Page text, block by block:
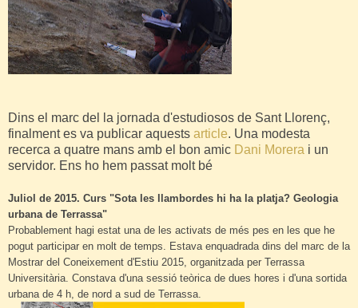
Dins el marc del la jornada d'estudiosos de Sant Llorenç,
finalment es va publicar aquests article. Una modesta
recerca a quatre mans amb el bon amic Dani Morera i un
servidor. Ens ho hem passat molt bé
Juliol de 2015. Curs "Sota les llambordes hi ha la platja? Geologia
urbana de Terrassa"
Probablement hagi estat una de les activats de més pes en les que he
pogut participar en molt de temps. Estava enquadrada dins del marc de la
Mostrar del Coneixement d'Estiu 2015, organitzada per Terrassa
Universitària. Constava d'una sessió teòrica de dues hores i d'una sortida
urbana de 4 h, de nord a sud de Terrassa.